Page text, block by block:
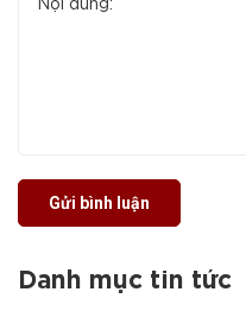
Gửi bình luận
Danh mục tin tức